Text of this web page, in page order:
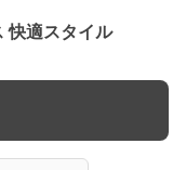
快適スタイル